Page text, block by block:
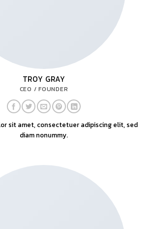
TROY GRAY
CEO / FOUNDER
sit amet, consectetuer adipiscing elit, sed
diam nonummy.